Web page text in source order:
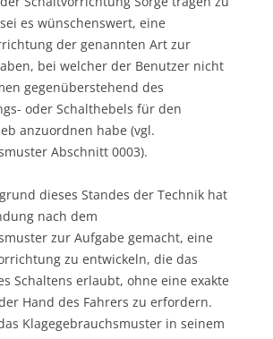
es wünschenswert, eine
der genannten Art zur
bei welcher der Benutzer nicht
gegenüberstehend des
oder Schalthebels für den
anzuordnen habe (vgl.
Abschnitt 0003).
dieses Standes der Technik hat
nach dem
zur Aufgabe gemacht, eine
zu entwickeln, die das
Schaltens erlaubt, ohne eine exakte
Hand des Fahrers zu erfordern.
Klagegebrauchsmuster in seinem